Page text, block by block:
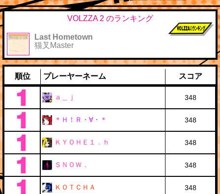
BASIC MEDIUM HARD SPECIAL
VOLZZA 2 のランキング
Last Hometown
猫叉Master
順位 プレーヤーネーム スコア
ａ＿ｊ 348
＊Ｈ！Ｒ・∀・＊ 348
ＫＹＯＨＥ１．ｈ 348
ＳＮＯＷ． 348
ＫＯＴＣＨＡ 348